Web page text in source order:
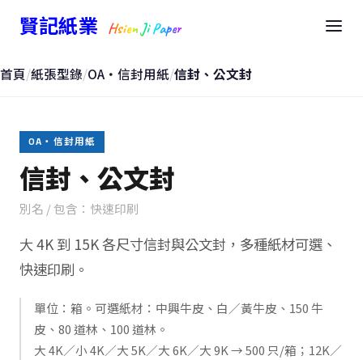
賢記紙業 Hsien Ji Paper
首頁/紙張型錄/OA・信封用紙/信封、公文封
OA・信封用紙
信封、公文封
別名 / 包含：快速印刷
大 4K 到 15K 各尺寸信封與公文封，多種紙材可選、
快速印刷。
單位：箱。可選紙材：中興牛皮、白／黃牛皮、150 牛
皮、80 道林、100 道林。
大 4K／小 4K／大 5K／大 6K／大 9K → 500 只/箱；12K／